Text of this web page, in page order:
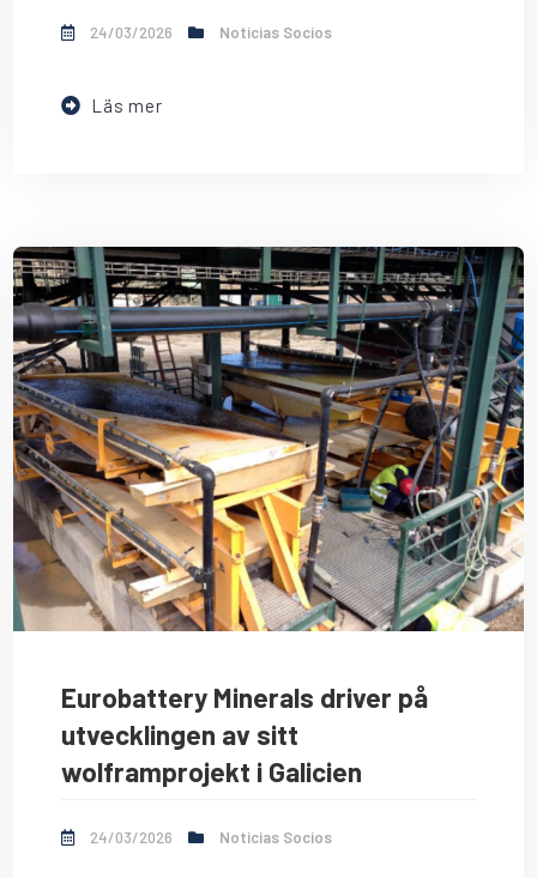
24/03/2026 Noticias Socios
Läs mer
Eurobattery Minerals driver på
utvecklingen av sitt
wolframprojekt i Galicien
24/03/2026 Noticias Socios